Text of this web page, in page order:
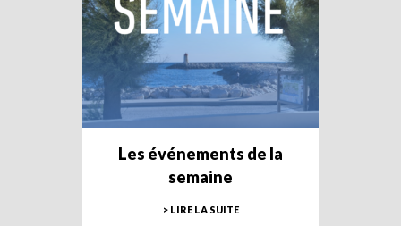
Les événements de la
semaine
> LIRE LA SUITE